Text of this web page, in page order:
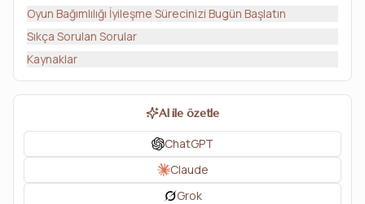
Oyun Bağımlılığı İyileşme Sürecinizi Bugün Başlatın
Sıkça Sorulan Sorular
Kaynaklar
AI ile özetle
ChatGPT
Claude
Grok